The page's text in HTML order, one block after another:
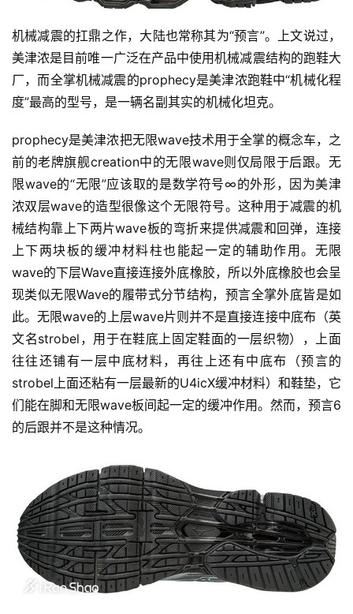
机械减震的扛鼎之作，大陆也常称其为“预言”。上文说过，
美津浓是目前唯一广泛在产品中使用机械减震结构的跑鞋大
厂，而全掌机械减震的prophecy是美津浓跑鞋中“机械化程
度”最高的型号，是一辆名副其实的机械化坦克。
prophecy是美津浓把无限wave技术用于全掌的概念车，之
前的老牌旗舰creation中的无限wave则仅局限于后跟。无
限wave的“无限”应该取的是数学符号∞的外形，因为美津
浓双层wave的造型很像这个无限符号。这种用于减震的机
械结构靠上下两片wave板的弯折来提供减震和回弹，连接
上下两块板的缓冲材料柱也能起一定的辅助作用。无限
wave的下层Wave直接连接外底橡胶，所以外底橡胶也会呈
现类似无限Wave的履带式分节结构，预言全掌外底皆是如
此。无限wave的上层wave片则并不是直接连接中底布（英
文名strobel，用于在鞋底上固定鞋面的一层织物），上面
往往还铺有一层中底材料，再往上还有中底布（预言的
strobel上面还粘有一层最新的U4icX缓冲材料）和鞋垫，它
们能在脚和无限wave板间起一定的缓冲作用。然而，预言6
的后跟并不是这种情况。